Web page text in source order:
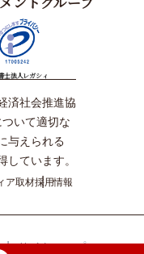
士法人レガシィ
済社会推進協
いて適切な
与えられる
しています。
ア取材採用情報
サイトマップ